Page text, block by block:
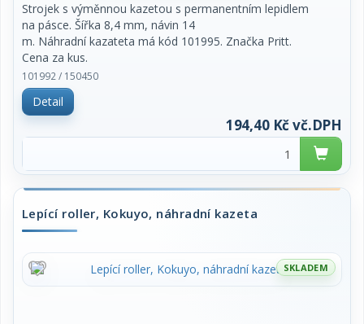
Strojek s výměnnou kazetou s permanentním lepidlem
na pásce. Šířka 8,4 mm, návin 14
m. Náhradní kazateta má kód 101995. Značka Pritt.
Cena za kus.
101992 / 150450
Detail
194,40 Kč vč.DPH
Lepící roller, Kokuyo, náhradní kazeta
SKLADEM